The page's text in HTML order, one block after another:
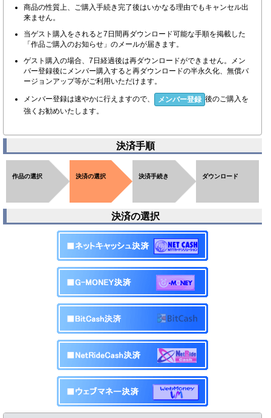
商品の性質上、ご購入手続き完了後はいかなる理由でもキャンセル出
来ません。
当ゲスト購入をされると7日間再ダウンロード可能な手順を掲載した
「作品ご購入のお知らせ」のメールが届きます。
ゲスト購入の場合、7日経過後は再ダウンロードができません。メン
バー登録後にメンバー購入すると再ダウンロードの半永久化、無償バ
ージョンアップ等がご利用いただけます。
メンバー登録は速やかに行えますので、 メンバー登録 後のご購入を
強くお勧めいたします。
決済手順
作品の選択 決済の選択 決済手続き ダウンロード
決済の選択